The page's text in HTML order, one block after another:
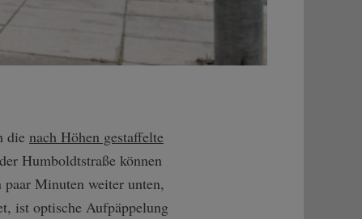
die nach Höhen gestaffelte
Humboldtstraße können
Minuten weiter unten,
ist optische Aufpäppelung